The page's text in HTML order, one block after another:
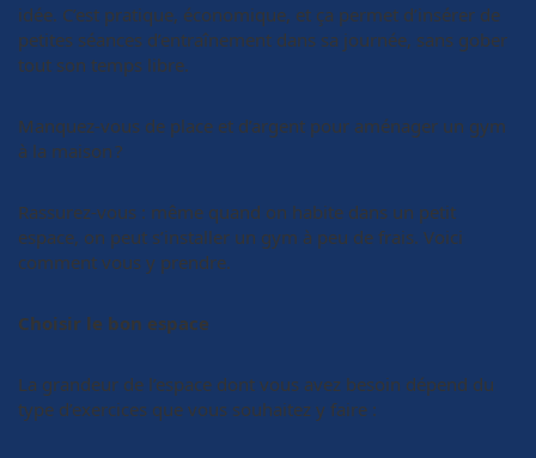
idée. C’est pratique, économique, et ça permet d’insérer de
petites séances d’entraînement dans sa journée, sans gober
tout son temps libre.
Manquez-vous de place et d’argent pour aménager un gym
à la maison ?
Rassurez-vous : même quand on habite dans un petit
espace, on peut s’installer un gym à peu de frais. Voici
comment vous y prendre.
Choisir le bon espace
La grandeur de l’espace dont vous avez besoin dépend du
type d’exercices que vous souhaitez y faire :